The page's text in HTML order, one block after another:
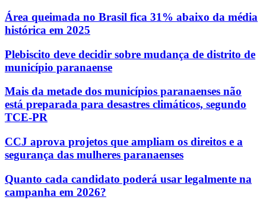
Área queimada no Brasil fica 31% abaixo da média
histórica em 2025
Plebiscito deve decidir sobre mudança de distrito de
município paranaense
Mais da metade dos municípios paranaenses não
está preparada para desastres climáticos, segundo
TCE-PR
CCJ aprova projetos que ampliam os direitos e a
segurança das mulheres paranaenses
Quanto cada candidato poderá usar legalmente na
campanha em 2026?